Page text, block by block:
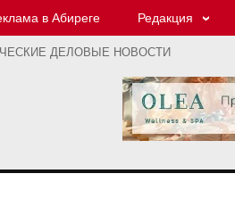
в Абиреге Редакция
ДЕЛОВЫЕ НОВОСТИ